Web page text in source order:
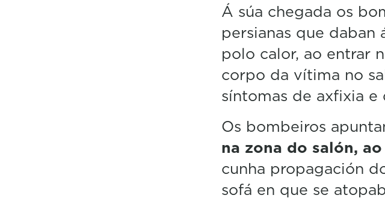
Á súa chegada os
persianas que daban
polo calor, ao entrar
corpo da vítima no
síntomas de axfixia e
Os bombeiros
na zona do salón,
cunha propagación
sofá en que se